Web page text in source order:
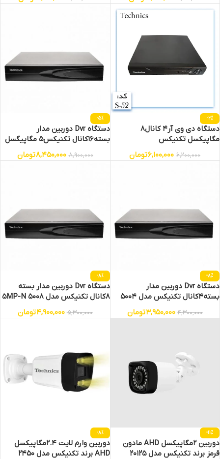
-2%
دستگاه دی وی آر4 کانال8
مگاپیکسل تکنیکس
6,200,000
6,100,000تومان
-5%
دستگاه Dvr دوربین مدار
بسته16کانال تکنیکس5 مگاپیگسل
8,900,000
8,450,000تومان
-8%
دستگاه Dvr دوربین مدار
بسته4کانال تکنیکس مدل 5004
4,300,000
3,950,000تومان
-8%
دستگاه Dvr دوربین مدار بسته
8کانال تکنیکس مدل 5008 5MP-N
5,300,000
4,900,000تومان
-11%
دوربین 2مگاپیکسل AHD مادون
قرمز برند تکنیکس مدل 20125
-8%
دوربین وارم لایت 2.4مگاپیکسل
AHD برند تکنیکس مدل 2450